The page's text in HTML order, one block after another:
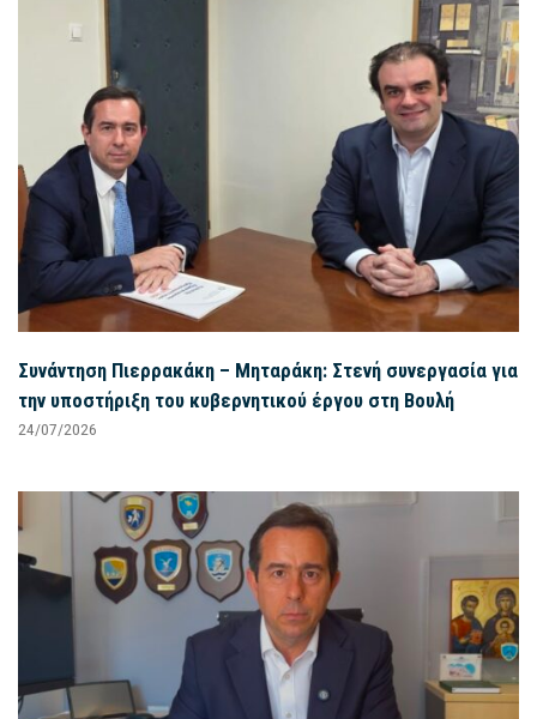
Συνάντηση Πιερρακάκη – Μηταράκη: Στενή συνεργασία για
την υποστήριξη του κυβερνητικού έργου στη Βουλή
24/07/2026